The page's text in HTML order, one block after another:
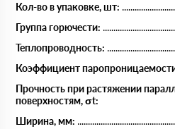
Кол-во в упаковке, шт:
Группа горючести:
Теплопроводность:
Коэффициент
Прочность при растяжении
поверхностям, σt:
Ширина, мм: